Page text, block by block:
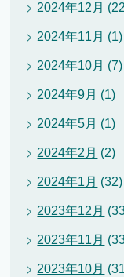
2024年12月
2024年11月 (1)
2024年10月 (7)
2024年9月 (1)
2024年5月 (1)
2024年2月 (2)
2024年1月 (32)
2023年12月
2023年11月
2023年10月